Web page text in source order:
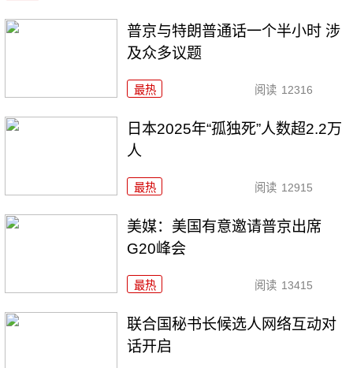
普京与特朗普通话一个半小时 涉
及众多议题
最热 阅读 12316
日本2025年“孤独死”人数超2.2万
人
最热 阅读 12915
美媒：美国有意邀请普京出席
G20峰会
最热 阅读 13415
联合国秘书长候选人网络互动对
话开启